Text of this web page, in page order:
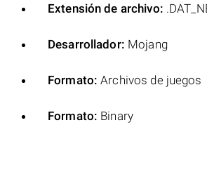
Extensión de archivo:
Desarrollador: Mojang
Formato: Archivos de juegos
Formato: Binary